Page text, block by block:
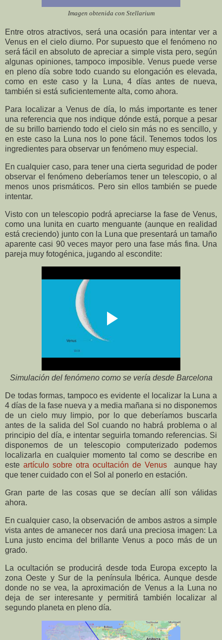
Imagen obtenida con Stellarium
Entre otros atractivos, será una ocasión para intentar ver a
Venus en el cielo diurno. Por supuesto que el fenómeno no
será fácil en absoluto de apreciar a simple vista pero, según
algunas opiniones, tampoco imposible. Venus puede verse
en pleno día sobre todo cuando su elongación es elevada,
como en este caso y la Luna, 4 días antes de nueva,
también si está suficientemente alta, como ahora.
Para localizar a Venus de día, lo más importante es tener
una referencia que nos indique dónde está, porque a pesar
de su brillo barriendo todo el cielo sin más no es sencillo, y
en este caso la Luna nos lo pone fácil. Tenemos todos los
ingredientes para observar un fenómeno muy especial.
En cualquier caso, para tener una cierta seguridad de poder
observar el fenómeno deberíamos tener un telescopio, o al
menos unos prismáticos. Pero sin ellos también se puede
intentar.
Visto con un telescopio podrá apreciarse la fase de Venus,
como una lunita en cuarto menguante (aunque en realidad
está creciendo) junto con la Luna que presentará un tamaño
aparente casi 90 veces mayor pero una fase más fina. Una
pareja muy fotogénica, jugando al escondite:
Simulación del fenómeno como se vería desde Barcelona
De todas formas, tampoco es evidente el localizar la Luna a
4 días de la fase nueva y a media mañana si no disponemos
de un cielo muy limpio, por lo que deberíamos buscarla
antes de la salida del Sol cuando no habrá problema o al
principio del día, e intentar seguirla tomando referencias. Si
disponemos de un telescopio computerizado podemos
localizarla en cualquier momento tal como se describe en
este artículo sobre otra ocultación de Venus aunque hay
que tener cuidado con el Sol al ponerlo en estación.
Gran parte de las cosas que se decían allí son válidas
ahora.
En cualquier caso, la observación de ambos astros a simple
vista antes de amanecer nos dará una preciosa imagen: La
Luna justo encima del brillante Venus a poco más de un
grado.
La ocultación se producirá desde toda Europa excepto la
zona Oeste y Sur de la península Ibérica. Aunque desde
donde no se vea, la aproximación de Venus a la Luna no
deja de ser interesante y permitirá también localizar al
segundo planeta en pleno día.